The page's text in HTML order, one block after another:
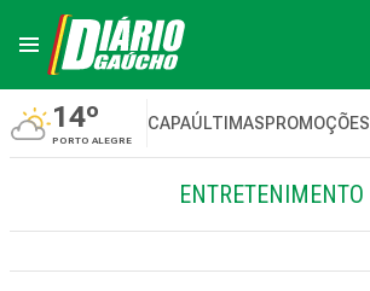
14º
PORTO ALEGRE
CAPAÚLTIMASPROMOÇÕES
ENTRETENIMENTO